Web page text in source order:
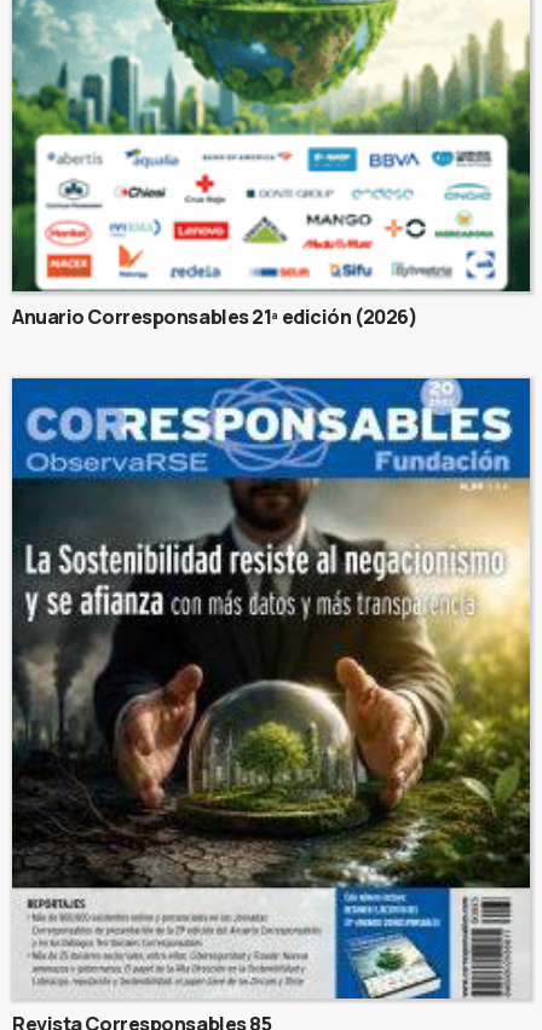
Anuario Corresponsables 21ª edición (2026)
Revista Corresponsables 85